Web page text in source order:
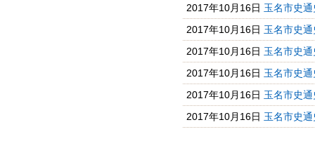
2017年10月16日 玉名市史
2017年10月16日 玉名市史
2017年10月16日 玉名市史
2017年10月16日 玉名市史
2017年10月16日 玉名市史
2017年10月16日 玉名市史